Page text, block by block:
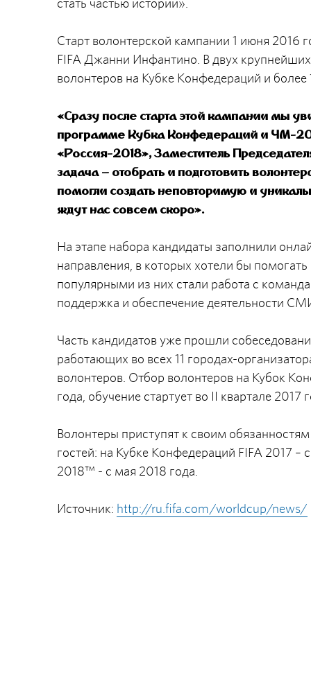
Старт волонтерской кампании 1 июня 2016
FIFA Джанни Инфантино. В двух
волонтеров на Кубке Конфедераций и
«Сразу после старта этой кампании мы
программе Кубка Конфедераций и ЧМ-
«Россия-2018», Заместитель
задача – отобрать и подготовить
помогли создать неповторимую и
ждут нас совсем скоро».
На этапе набора кандидаты заполнили
направления, в которых хотели бы
популярными из них стали работа с
поддержка и обеспечение деятельности
Часть кандидатов уже прошли
работающих во всех 11 городах-
волонтеров. Отбор волонтеров на Кубок
года, обучение стартует во II квартале 2017
Волонтеры приступят к своим
гостей: на Кубке Конфедераций FIFA 2017
2018™ - с мая 2018 года.
Источник: http://ru.fifa.com/worldcup/news/